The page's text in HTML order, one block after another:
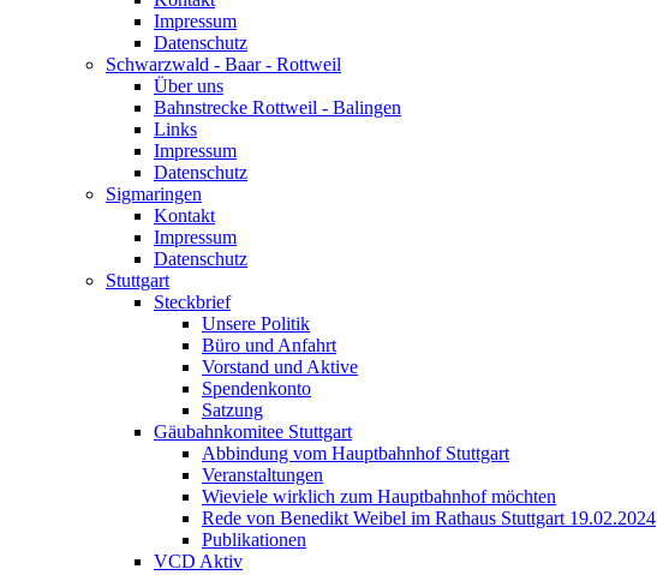
Impressum
Datenschutz
Schwarzwald - Baar - Rottweil
Über uns
Bahnstrecke Rottweil - Balingen
Links
Impressum
Datenschutz
Sigmaringen
Kontakt
Impressum
Datenschutz
Stuttgart
Steckbrief
Unsere Politik
Büro und Anfahrt
Vorstand und Aktive
Spendenkonto
Satzung
Gäubahnkomitee Stuttgart
Abbindung vom Hauptbahnhof Stuttgart
Veranstaltungen
Wieviele wirklich zum Hauptbahnhof möchten
Rede von Benedikt Weibel im Rathaus Stuttgart 19.02.2024
Publikationen
VCD Aktiv